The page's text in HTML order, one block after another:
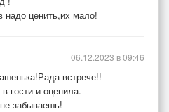
надо ценить,их мало!
встрече!!
гости и оценила.
забываешь!
06.12.2023 в 09:46